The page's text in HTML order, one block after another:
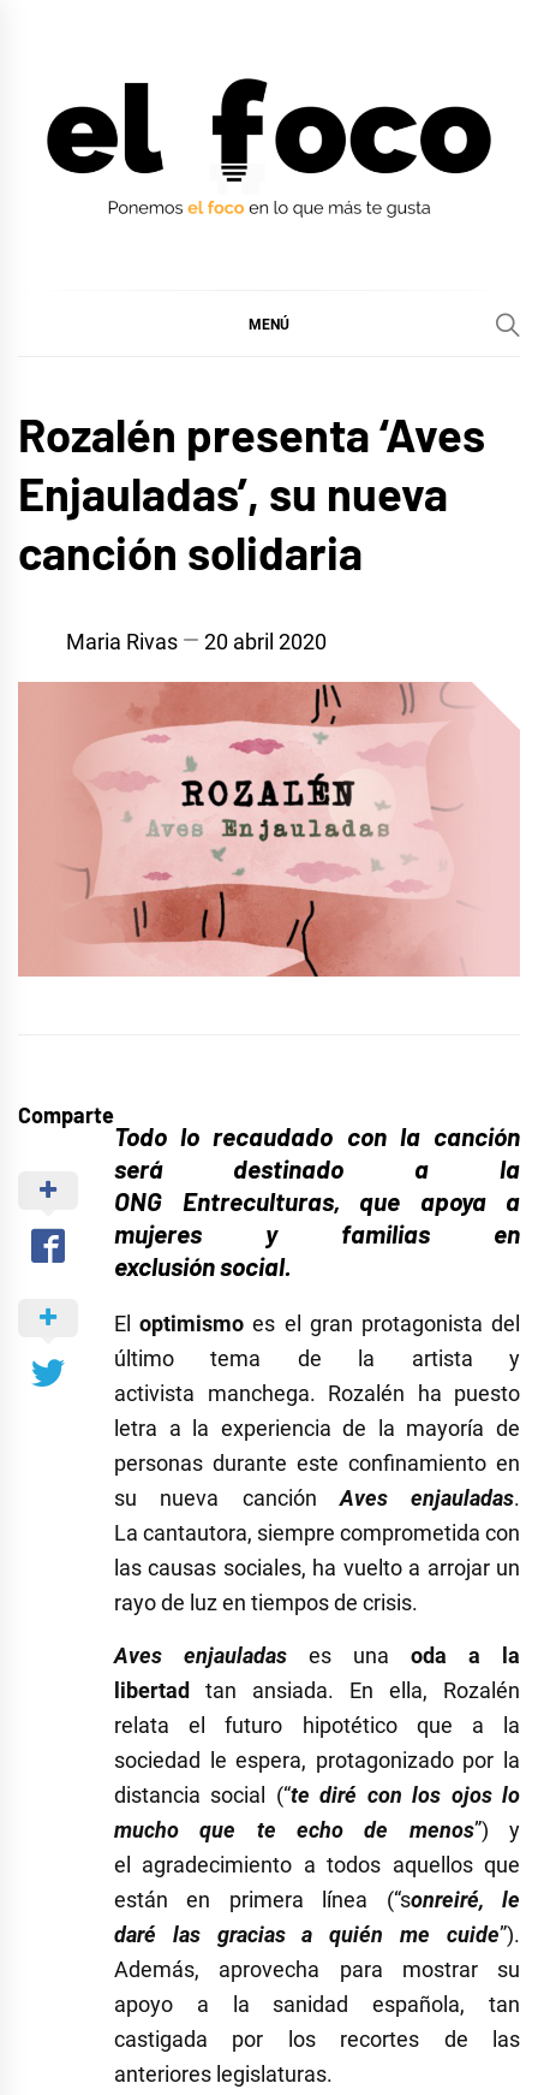
MENÚ
Rozalén presenta ‘Aves
Enjauladas’, su nueva
canción solidaria
Maria Rivas 20 abril 2020
Comparte
Todo lo recaudado con la canción
será destinado a la
ONG Entreculturas, que apoya a
mujeres y familias en
exclusión social.
Eloptimismoes el gran protagonista del
último tema de la artista y
activista manchega. Rozalén ha puesto
letra a la experiencia de la mayoría de
personas durante este confinamiento en
su nueva canciónAves enjauladas.
La cantautora, siempre comprometida con
las causas sociales, ha vuelto a arrojar un
rayo de luz en tiempos de crisis.
Aves enjauladas es una oda a la
libertad tan ansiada. En ella, Rozalén
relata el futuro hipotético que a la
sociedad le espera, protagonizado por la
distancia social (“te diré con los ojos lo
mucho que te echo de menos”) y
el agradecimiento a todos aquellos que
están en primera línea (“sonreiré, le
daré las gracias a quién me cuide”).
Además, aprovecha para mostrar su
apoyo a la sanidad española, tan
castigada por los recortes de las
anteriores legislaturas.